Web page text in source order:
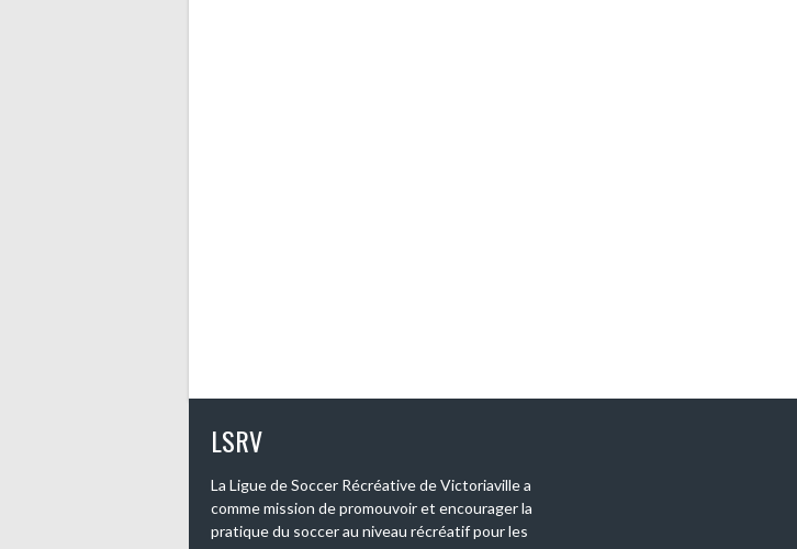
LSRV
La Ligue de Soccer Récréative de Victoriaville a
comme mission de promouvoir et encourager la
pratique du soccer au niveau récréatif pour les